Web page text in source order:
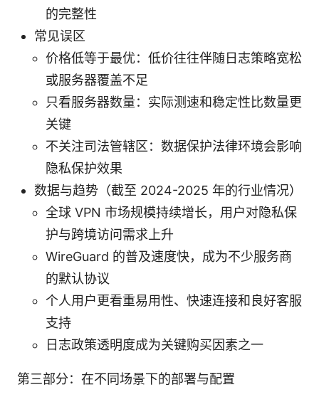
的完整性
常见误区
价格低等于最优：低价往往伴随日志策略宽松
或服务器覆盖不足
只看服务器数量：实际测速和稳定性比数量更
关键
不关注司法管辖区：数据保护法律环境会影响
隐私保护效果
数据与趋势（截至 2024-2025 年的行业情况）
全球 VPN 市场规模持续增长，用户对隐私保
护与跨境访问需求上升
WireGuard 的普及速度快，成为不少服务商
的默认协议
个人用户更看重易用性、快速连接和良好客服
支持
日志政策透明度成为关键购买因素之一
第三部分：在不同场景下的部署与配置